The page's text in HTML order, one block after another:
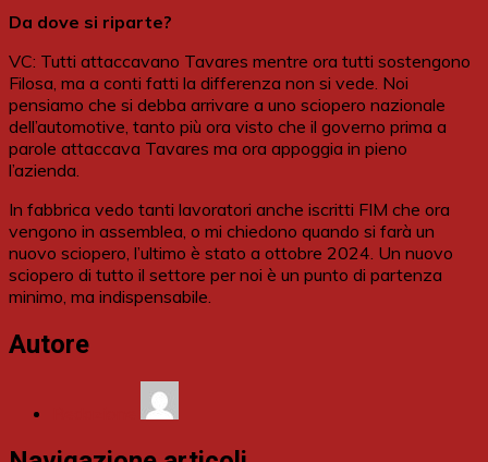
Da dove si riparte?
VC: Tutti attaccavano Tavares mentre ora tutti sostengono
Filosa, ma a conti fatti la differenza non si vede. Noi
pensiamo che si debba arrivare a uno sciopero nazionale
dell’automotive, tanto più ora visto che il governo prima a
parole attaccava Tavares ma ora appoggia in pieno
l’azienda.
In fabbrica vedo tanti lavoratori anche iscritti FIM che ora
vengono in assemblea, o mi chiedono quando si farà un
nuovo sciopero, l’ultimo è stato a ottobre 2024. Un nuovo
sciopero di tutto il settore per noi è un punto di partenza
minimo, ma indispensabile.
Autore